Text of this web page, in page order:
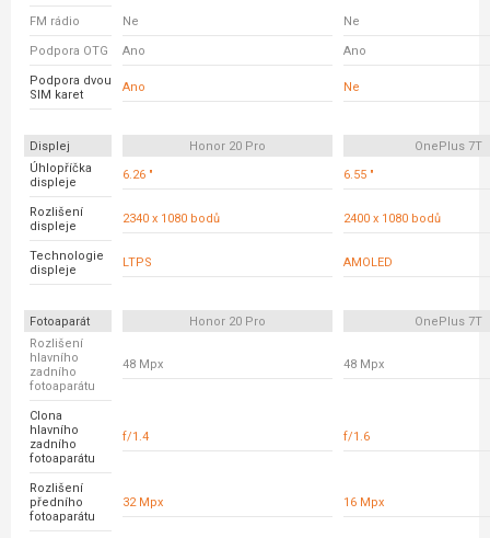
FM rádio Ne Ne
Podpora OTG Ano Ano
Podpora dvou
SIM karet
Ano Ne
Displej Honor 20 Pro
OnePlus 7T
Úhlopříčka
displeje
6.26 " 6.55 "
Rozlišení
displeje
2340 x 1080 bodů 2400 x 1080 bodů
Technologie
displeje
LTPS AMOLED
Fotoaparát Honor 20 Pro
OnePlus 7T
Rozlišení
hlavního
zadního
fotoaparátu
48 Mpx 48 Mpx
Clona
hlavního
zadního
fotoaparátu
f/1.4 f/1.6
Rozlišení
předního
fotoaparátu
32 Mpx 16 Mpx